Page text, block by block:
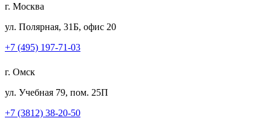
г. Москва
ул. Полярная, 31Б, офис 20
+7 (495) 197-71-03
г. Омск
ул. Учебная 79, пом. 25П
+7 (3812) 38-20-50